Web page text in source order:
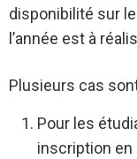
disponibilité sur
l’année est à
Plusieurs cas
Pour les
inscription en